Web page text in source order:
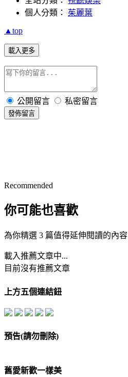
個人分類： 茱麗葉
▲top
載入更多
公開留言 私密留言
發佈留言
Recommended
你可能也喜歡
為你精選 3 篇值得延伸閱讀的內容
載入推薦文章中...
目前沒有推薦文章
上方五個連結鈕
預告(請勿刪除)
舊愛新歡一樣美